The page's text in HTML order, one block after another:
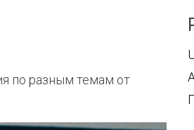
по разным темам от